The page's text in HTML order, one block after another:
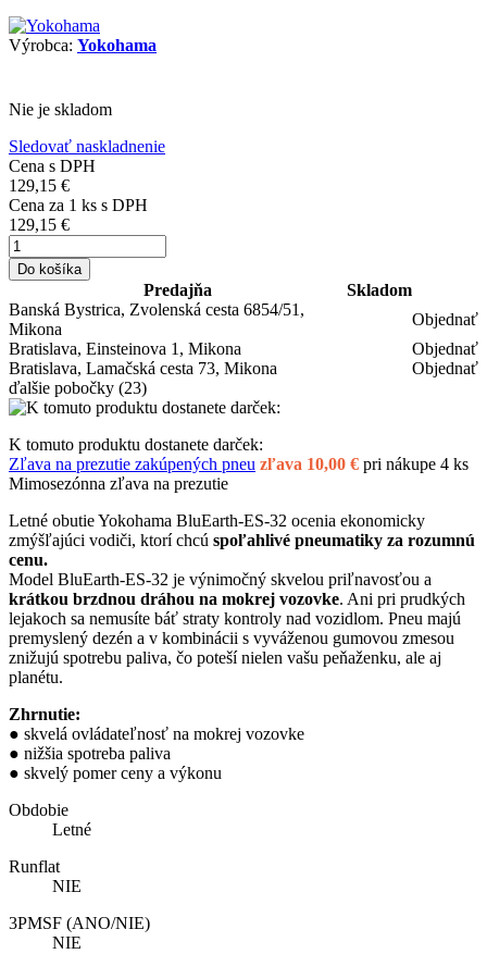
Výrobca: Yokohama
Nie je skladom
Sledovať naskladnenie
Cena s DPH
129,15 €
Cena za 1 ks s DPH
129,15 €
Do košíka
Predajňa
Skladom
Banská Bystrica, Zvolenská cesta 6854/51,
Mikona
Objednať
Bratislava, Einsteinova 1, Mikona
Objednať
Bratislava, Lamačská cesta 73, Mikona
Objednať
ďalšie pobočky (23)
K tomuto produktu dostanete darček:
Zľava na prezutie zakúpených pneu zľava 10,00 € pri nákupe 4 ks
Mimosezónna zľava na prezutie
Letné obutie Yokohama BluEarth-ES-32 ocenia ekonomicky
zmýšľajúci vodiči, ktorí chcú spoľahlivé pneumatiky za rozumnú
cenu.
Model BluEarth-ES-32 je výnimočný skvelou priľnavosťou a
krátkou brzdnou dráhou na mokrej vozovke. Ani pri prudkých
lejakoch sa nemusíte báť straty kontroly nad vozidlom. Pneu majú
premyslený dezén a v kombinácii s vyváženou gumovou zmesou
znižujú spotrebu paliva, čo poteší nielen vašu peňaženku, ale aj
planétu.
Zhrnutie:
● skvelá ovládateľnosť na mokrej vozovke
● nižšia spotreba paliva
● skvelý pomer ceny a výkonu
Obdobie
Letné
Runflat
NIE
3PMSF (ANO/NIE)
NIE